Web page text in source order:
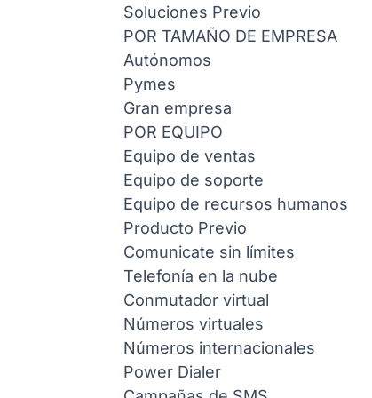
Soluciones Previo
POR TAMAÑO DE EMPRESA
Autónomos
Pymes
Gran empresa
POR EQUIPO
Equipo de ventas
Equipo de soporte
Equipo de recursos humanos
Producto Previo
Comunicate sin límites
Telefonía en la nube
Conmutador virtual
Números virtuales
Números internacionales
Power Dialer